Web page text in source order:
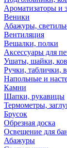
Ароматизаторы и
Веники
Абажуры,
Вентиляция
Вешалки, полки
Аксессуары для
Ушаты, шайки,
Ручки, таблички,
Напольные и
Камни
Шапки, рукавицы
Термометры,
Брусок
Обрезная доска
Освещение для
Абажуры